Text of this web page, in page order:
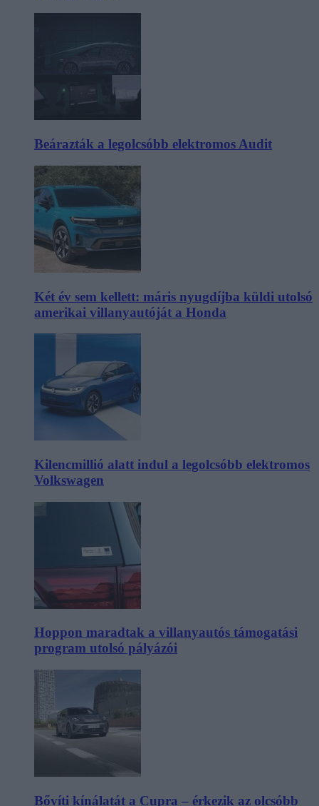
Beárazták a legolcsóbb elektromos Audit
Két év sem kellett: máris nyugdíjba küldi utolsó
amerikai villanyautóját a Honda
Kilencmillió alatt indul a legolcsóbb elektromos
Volkswagen
Hoppon maradtak a villanyautós támogatási
program utolsó pályázói
Bővíti kínálatát a Cupra – érkezik az olcsóbb